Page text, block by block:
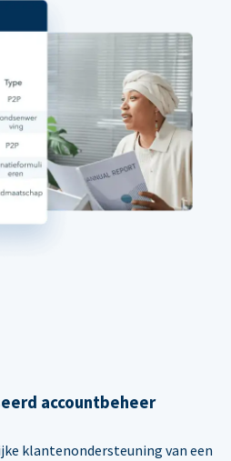
accountbeheer
klantenondersteuning van een